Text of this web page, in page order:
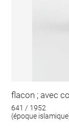
flacon ; avec
641 / 1952
(époque